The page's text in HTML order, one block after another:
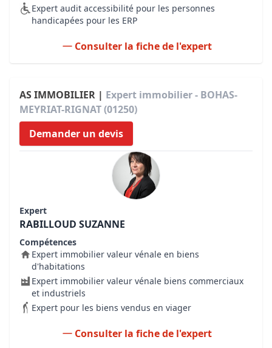
Expert audit accessibilité pour les personnes
handicapées pour les ERP
Consulter la fiche de l'expert
AS IMMOBILIER | Expert immobilier - BOHAS-
MEYRIAT-RIGNAT (01250)
Demander un devis
Expert
RABILLOUD SUZANNE
Compétences
Expert immobilier valeur vénale en biens
d'habitations
Expert immobilier valeur vénale biens commerciaux
et industriels
Expert pour les biens vendus en viager
Consulter la fiche de l'expert